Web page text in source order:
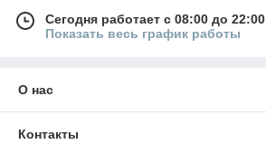
Сегодня работает с 08:00 до 22:00
Показать весь график работы
О нас
Контакты